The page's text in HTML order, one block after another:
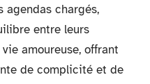
agendas chargés,
entre leurs
amoureuse, offrant
de complicité et de